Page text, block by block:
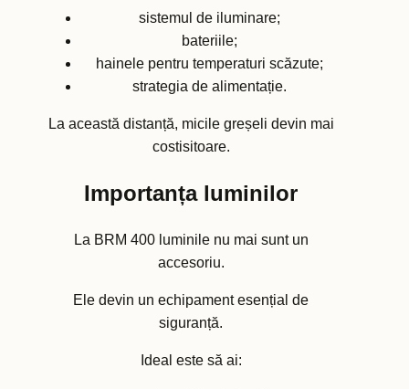
sistemul de iluminare;
bateriile;
hainele pentru temperaturi scăzute;
strategia de alimentație.
La această distanță, micile greșeli devin mai
costisitoare.
Importanța luminilor
La BRM 400 luminile nu mai sunt un
accesoriu.
Ele devin un echipament esențial de
siguranță.
Ideal este să ai: